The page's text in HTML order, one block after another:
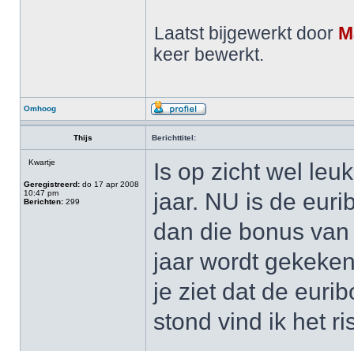
Laatst bijgewerkt door
keer bewerkt.
Omhoog
Thijs Berichttitel:
Kwartje
Geregistreerd: do 17 apr 2008
10:47 pm
Berichten: 299
Is op zicht wel
jaar. NU is de
dan die bonus
jaar wordt
je ziet dat de
stond vind ik het